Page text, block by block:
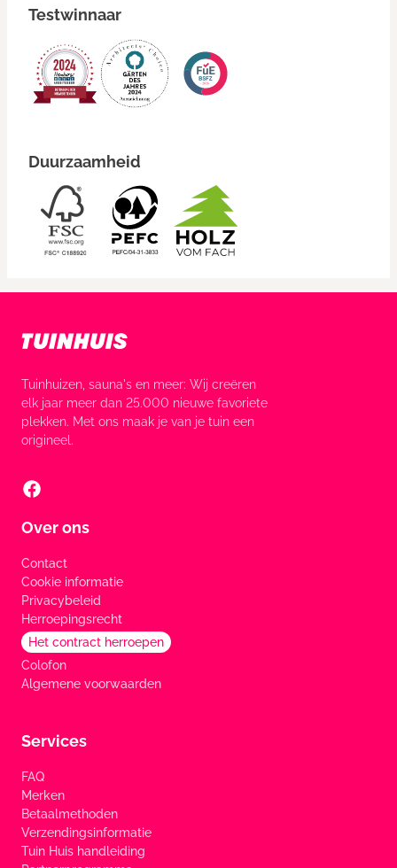
Testwinnaar
Duurzaamheid
Tuinhuizen, sauna's en meer: Wij creëren
elk jaar meer dan 25.000 nieuwe favoriete
plekken. Met ons maak je van je tuin een
origineel.
Over ons
Contact
Cookie informatie
Privacybeleid
Herroepingsrecht
Het contract herroepen
Colofon
Algemene voorwaarden
Services
FAQ
Merken
Betaalmethoden
Verzendingsinformatie
Tuin Huis handleiding